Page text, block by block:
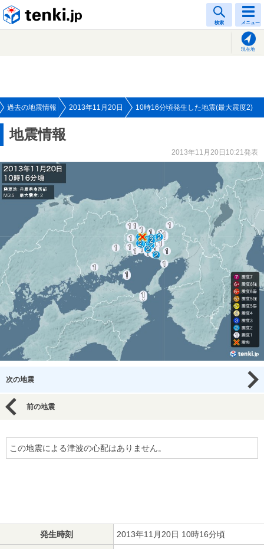
検索 メニュー
現在地
過去の地震情報 2013年11月20日 10時16分頃発生した地震(最大震度2)
地震情報
2013年11月20日10:21発表
次の地震
前の地震
この地震による津波の心配はありません。
発生時刻 2013年11月20日 10時16分頃